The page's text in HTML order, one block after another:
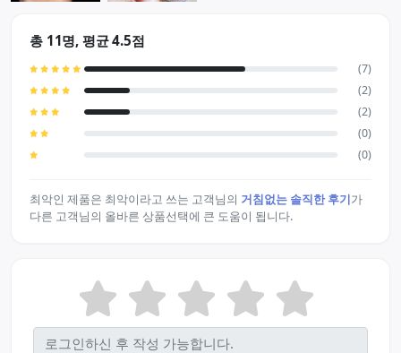
총 11명, 평균 4.5점
(7)
(2)
(2)
(0)
(0)
최악인 제품은 최악이라고 쓰는 고객님의 거침없는 솔직한 후기가
다른 고객님의 올바른 상품선택에 큰 도움이 됩니다.